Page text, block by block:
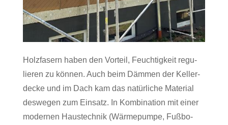
Holz­fa­sern haben den Vor­teil, Feuch­tig­keit regu­
lieren zu können. Auch beim Dämmen der Kel­ler­
decke und im Dach kam das natür­liche Mate­rial
des­wegen zum Ein­satz. In Kom­bi­na­tion mit einer
modernen Haus­technik (Wär­me­pumpe, Fuß­bo­